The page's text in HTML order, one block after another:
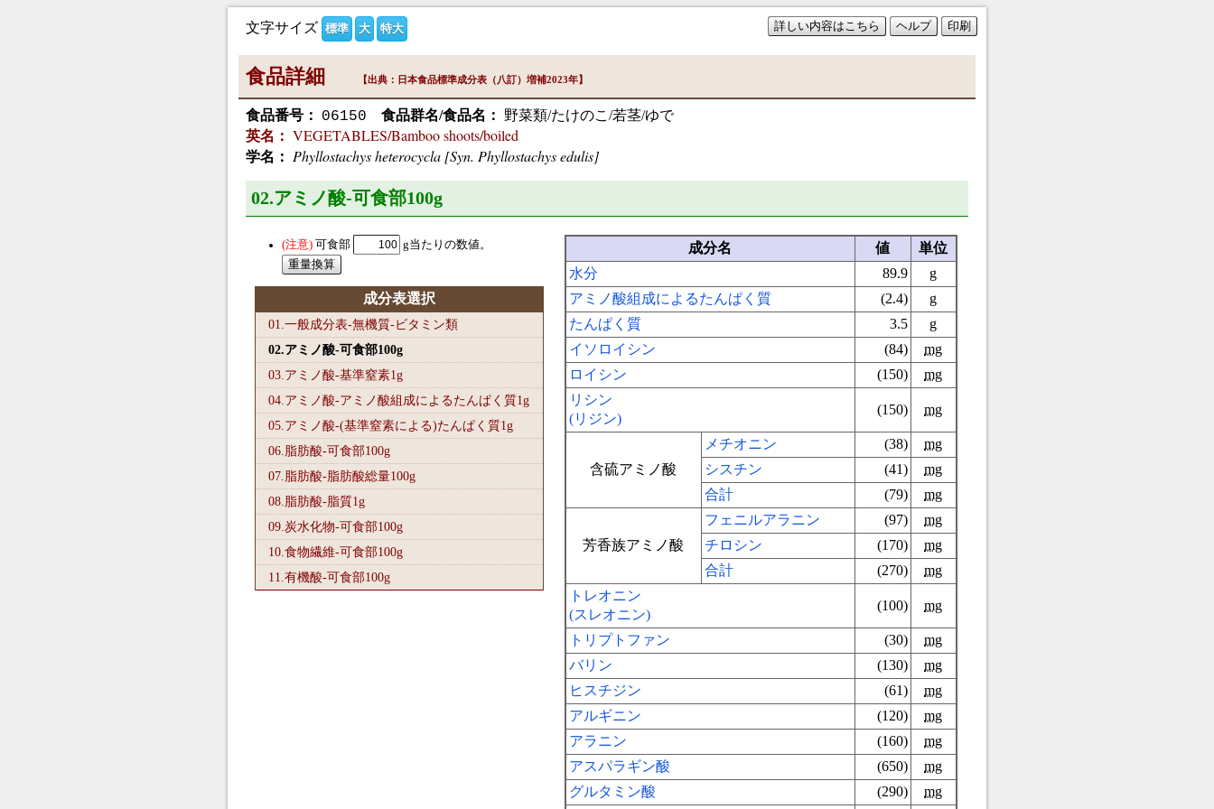
詳しい内容はこちら ヘルプ 印刷
文字サイズ 標準 大 特大
食品詳細 【出典：日本食品標準成分表（八訂）増補2023年】
食品番号： 06150 食品群名/食品名：
野菜類/たけのこ/若茎/ゆで
英名： VEGETABLES/Bamboo shoots/boiled
学名： Phyllostachys heterocycla [Syn. Phyllostachys edulis]
02.アミノ酸-可食部100g
可食部 g当たりの数値。
成分表選択
01.一般成分表-無機質-ビタミン類
02.アミノ酸-可食部100g
03.アミノ酸-基準窒素1g
04.アミノ酸-アミノ酸組成によるたんぱく質1g
05.アミノ酸-(基準窒素による)たんぱく質1g
06.脂肪酸-可食部100g
07.脂肪酸-脂肪酸総量100g
08.脂肪酸-脂質1g
09.炭水化物-可食部100g
10.食物繊維-可食部100g
11.有機酸-可食部100g
成分名 値
単位
水分
89.9
g
アミノ酸組成によるたんぱく質
(2.4)
g
たんぱく質
3.5
g
イソロイシン
(84)
mg
ロイシン
(150)
mg
リシン
(リジン)
(150) mg
含硫アミノ酸
メチオニン (38)
mg
シスチン
(41)
mg
合計
(79) mg
芳香族アミノ酸
フェニルアラニン (97)
mg
チロシン
(170)
mg
合計
(270)
mg
トレオニン
(スレオニン)
(100) mg
トリプトファン (30)
mg
バリン
(130)
mg
ヒスチジン
(61)
mg
アルギニン
(120)
mg
アラニン
(160)
mg
アスパラギン酸
(650)
mg
グルタミン酸
(290) mg